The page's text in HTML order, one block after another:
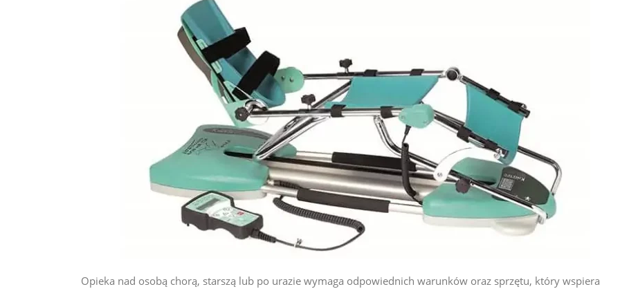
Opieka nad osobą chorą, starszą lub po urazie wymaga odpowiednich warunków oraz sprzętu, który wspiera